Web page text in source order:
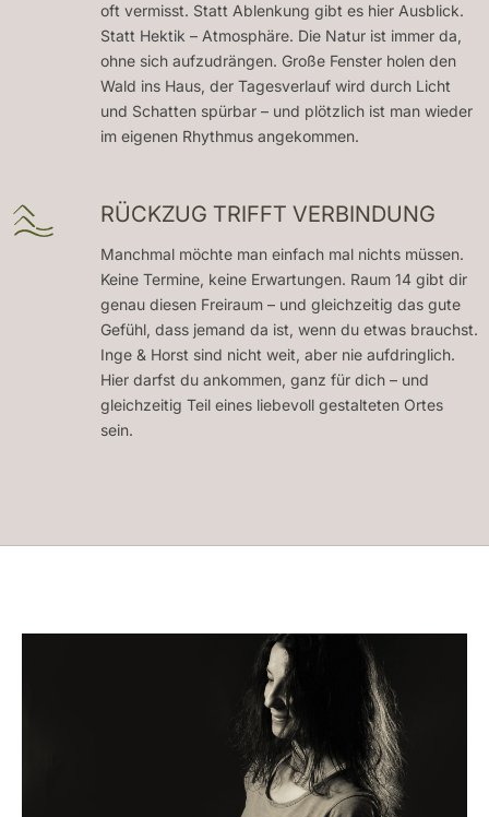
oft vermisst. Statt Ablenkung gibt es hier Ausblick.
Statt Hektik – Atmosphäre. Die Natur ist immer da,
ohne sich aufzudrängen. Große Fenster holen den
Wald ins Haus, der Tagesverlauf wird durch Licht
und Schatten spürbar – und plötzlich ist man wieder
im eigenen Rhythmus angekommen.
RÜCKZUG TRIFFT VERBINDUNG
Manchmal möchte man einfach mal nichts müssen.
Keine Termine, keine Erwartungen. Raum 14 gibt dir
genau diesen Freiraum – und gleichzeitig das gute
Gefühl, dass jemand da ist, wenn du etwas brauchst.
Inge & Horst sind nicht weit, aber nie aufdringlich.
Hier darfst du ankommen, ganz für dich – und
gleichzeitig Teil eines liebevoll gestalteten Ortes
sein.